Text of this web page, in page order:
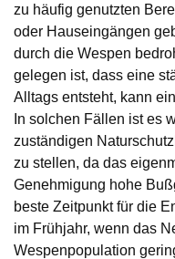
zu häufig genutzten
oder Hauseingängen
durch die Wespen
gelegen ist, dass eine
Alltags entsteht, kann
In solchen Fällen ist es
zuständigen
zu stellen, da das
Genehmigung hohe
beste Zeitpunkt für die
im Frühjahr, wenn das
Wespenpopulation